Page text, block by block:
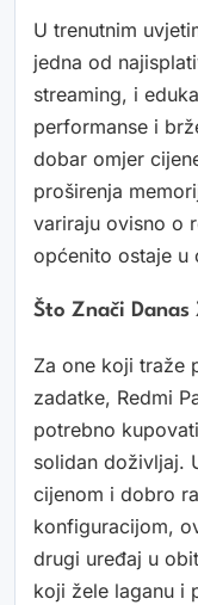
U trenutnim
jedna od
streaming, i
performanse i
dobar omjer
proširenja
variraju ovisno o
općenito ostaje u
Što Znači Danas
Za one koji traže
zadatke, Redmi
potrebno
solidan doživljaj.
cijenom i dobro
konfiguracijom,
drugi uređaj u
koji žele laganu i